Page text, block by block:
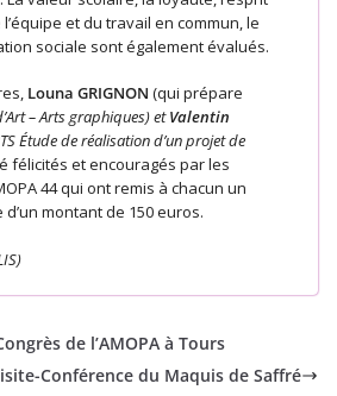
et du travail en commun, le
sociale sont également évalués.
Louna GRIGNON (qui prépare
– Arts graphiques) etValentin
Étude de réalisation d’un projet de
félicités et encouragés par les
44 qui ont remis à chacun un
montant de 150 euros.
de l’AMOPA à Tours
Conférence du Maquis de Saffré